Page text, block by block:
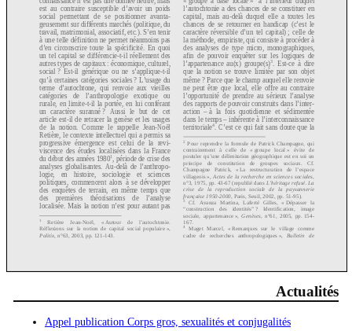
Actualités
Appel publication Corps gros, sexualités et conjugalités